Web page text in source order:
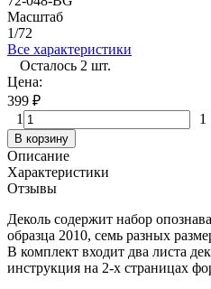
Масштаб
1/72
Все характеристики
Осталось 2 шт.
Цена:
399 ₽
1
1
В корзину
Описание
Характеристики
Отзывы
Деколь содержит набор
образца 2010, семь разных
В комплект входит два листа
инструкция на 2-х страницах